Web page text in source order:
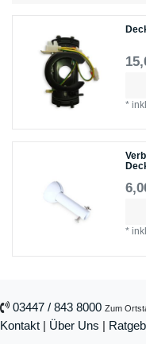
*
*
03447 / 843 8000 Zum
Kontakt | Über Uns |